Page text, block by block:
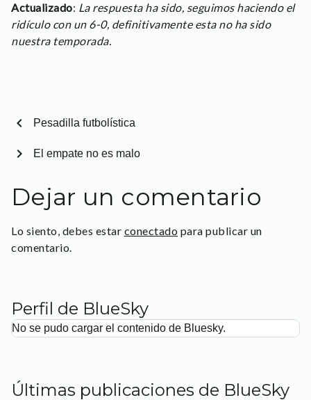
Actualizado: La respuesta ha sido, seguimos haciendo el
ridículo con un 6-0, definitivamente esta no ha sido
nuestra temporada.
chevron_left Pesadilla futbolística
El empate no es malo
chevron_right
Dejar un comentario
Lo siento, debes estar conectado para publicar un
comentario.
Perfil de BlueSky
No se pudo cargar el contenido de Bluesky.
Últimas publicaciones de BlueSky